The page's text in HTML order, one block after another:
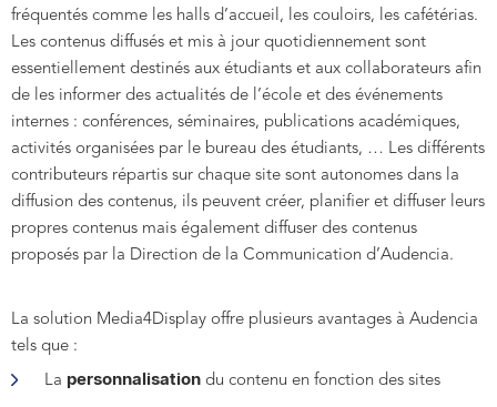
fréquentés comme les halls d’accueil, les couloirs, les cafétérias.
Les contenus diffusés et mis à jour quotidiennement sont
essentiellement destinés aux étudiants et aux collaborateurs afin
de les informer des actualités de l’école et des événements
internes : conférences, séminaires, publications académiques,
activités organisées par le bureau des étudiants, ... Les différents
contributeurs répartis sur chaque site sont autonomes dans la
diffusion des contenus, ils peuvent créer, planifier et diffuser leurs
propres contenus mais également diffuser des contenus
proposés par la Direction de la Communication d’Audencia.
La solution Media4Display offre plusieurs avantages à Audencia
tels que :
La personnalisation du contenu en fonction des sites